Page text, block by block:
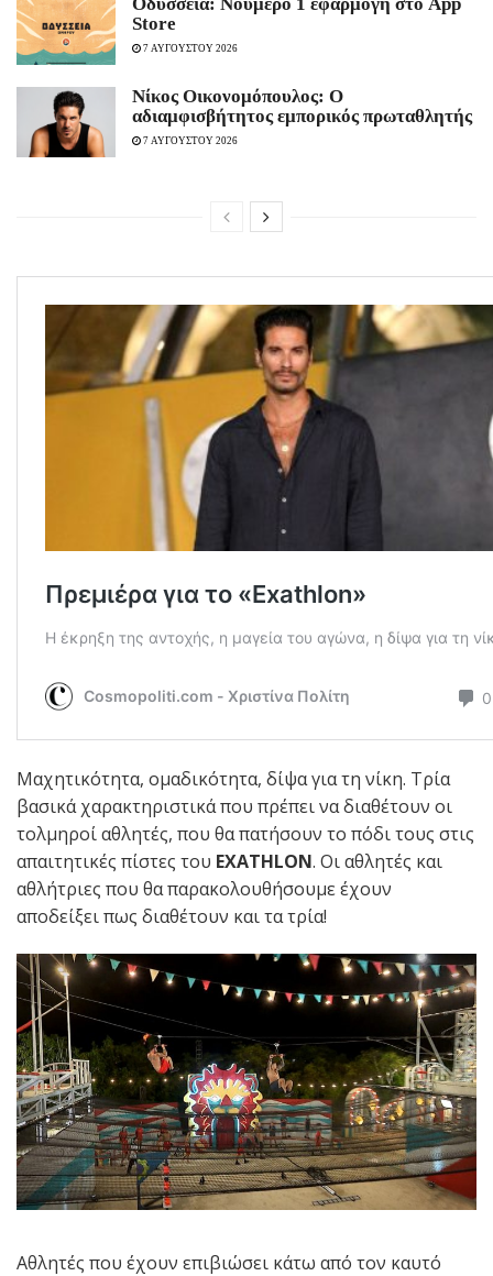
Store
7 ΑΥΓΟΥΣΤΟΥ 2026
Νίκος Οικονομόπουλος: Ο
αδιαμφισβήτητος εμπορικός πρωταθλητής
7 ΑΥΓΟΥΣΤΟΥ 2026
Μαχητικότητα, ομαδικότητα, δίψα για τη νίκη. Τρία
βασικά χαρακτηριστικά που πρέπει να διαθέτουν οι
τολμηροί αθλητές, που θα πατήσουν το πόδι τους στις
απαιτητικές πίστες του EXATHLON. Οι αθλητές και
αθλήτριες που θα παρακολουθήσουμε έχουν
αποδείξει πως διαθέτουν και τα τρία!
Αθλητές που έχουν επιβιώσει κάτω από τον καυτό